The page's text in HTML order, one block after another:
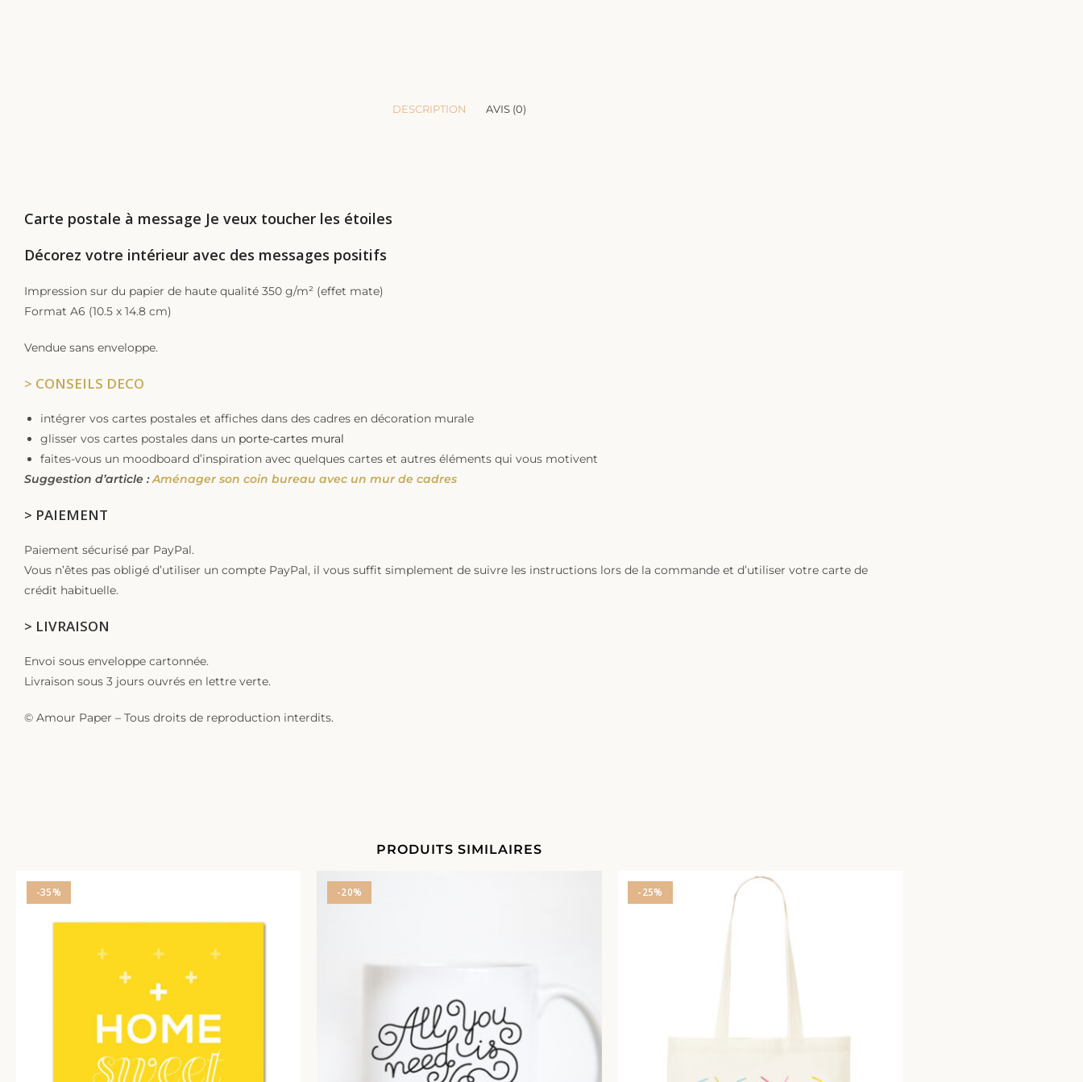
DESCRIPTION AVIS (0)
Carte postale à message Je veux toucher les étoiles
Décorez votre intérieur avec des messages positifs
Impression sur du papier de haute qualité 350 g/m² (effet mate)
Format A6 (10.5 x 14.8 cm)
Vendue sans enveloppe.
> CONSEILS DECO
intégrer vos cartes postales et affiches dans des cadres en décoration murale
glisser vos cartes postales dans un porte-cartes mural
faites-vous un moodboard d’inspiration avec quelques cartes et autres éléments qui vous motivent
Suggestion d’article :Aménager son coin bureau avec un mur de cadres
> PAIEMENT
Paiement sécurisé par PayPal.
Vous n’êtes pas obligé d’utiliser un compte PayPal, il vous suffit simplement de suivre les instructions lors de la commande et d’utiliser votre carte de
crédit habituelle.
> LIVRAISON
Envoi sous enveloppe cartonnée.
Livraison sous 3 jours ouvrés en lettre verte.
© Amour Paper – Tous droits de reproduction interdits.
PRODUITS SIMILAIRES
-35% -20% -25%